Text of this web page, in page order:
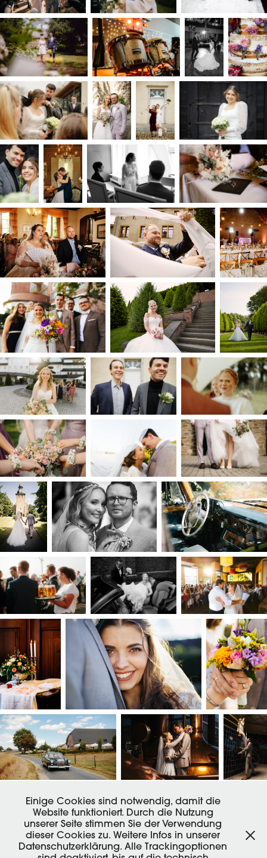
Einige Cookies sind notwendig, damit die
Website funktioniert. Durch die Nutzung
unserer Seite stimmen Sie der Verwendung
dieser Cookies zu. Weitere Infos in unserer
Datenschutzerklärung. Alle Trackingoptionen